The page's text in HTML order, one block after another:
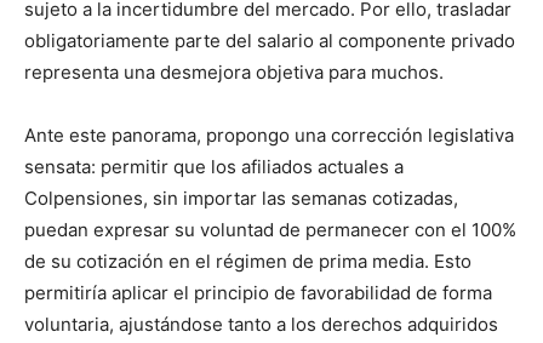
sujeto a la incertidumbre del mercado. Por ello, trasladar
obligatoriamente parte del salario al componente privado
representa una desmejora objetiva para muchos.
Ante este panorama, propongo una corrección legislativa
sensata: permitir que los afiliados actuales a
Colpensiones, sin importar las semanas cotizadas,
puedan expresar su voluntad de permanecer con el 100%
de su cotización en el régimen de prima media. Esto
permitiría aplicar el principio de favorabilidad de forma
voluntaria, ajustándose tanto a los derechos adquiridos